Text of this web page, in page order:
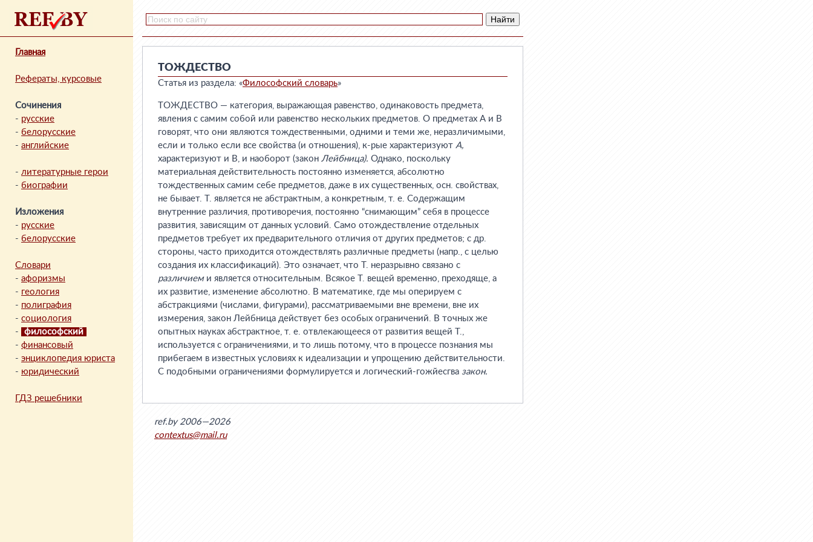
Главная
Рефераты, курсовые
Сочинения
- русские
- белорусские
- английские
- литературные герои
- биографии
Изложения
- русские
- белорусские
Словари
- афоризмы
- геология
- полиграфия
- социология
-
философский
- финансовый
- энциклопедия юриста
- юридический
ГДЗ решебники
ТОЖДЕСТВО
Статья из раздела: «Философский словарь»
ТОЖДЕСТВО — категория, выражающая равенство, одинаковость предмета,
явления с самим собой или равенство нескольких предметов. О предметах А и В
говорят, что они являются тождественными, одними и теми же, неразличимыми,
если и только если все свойства (и отношения), к-рые характеризуют А,
характеризуют и В, и наоборот (закон Лейбница). Однако, поскольку
материальная действительность постоянно изменяется, абсолютно
тождественных самим себе предметов, даже в их существенных, осн. свойствах,
не бывает. Т. является не абстрактным, а конкретным, т. е. Содержащим
внутренние различия, противоречия, постоянно “снимающим” себя в процессе
развития, зависящим от данных условий. Само отождествление отдельных
предметов требует их предварительного отличия от других предметов; с др.
стороны, часто приходится отождествлять различные предметы (напр., с целью
создания их классификаций). Это означает, что Т. неразрывно связано с
различиеми является относительным. Всякое Т. вещей временно, преходяще, а
их развитие, изменение абсолютно. В математике, где мы оперируем с
абстракциями (числами, фигурами), рассматриваемыми вне времени, вне их
измерения, закон Лейбница действует без особых ограничений. В точных же
опытных науках абстрактное, т. е. отвлекающееся от развития вещей Т.,
используется с ограничениями, и то лишь потому, что в процессе познания мы
прибегаем в известных условиях к идеализации и упрощению действительности.
С подобными ограничениями формулируется и логический-гожйесгва закон.
ref.by 2006—2026
contextus@mail.ru